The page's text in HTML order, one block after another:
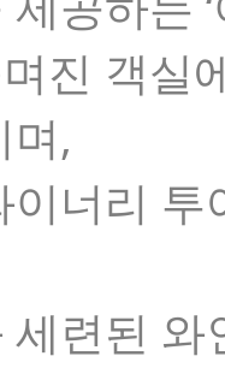
진 객실
며,
너리
세련된